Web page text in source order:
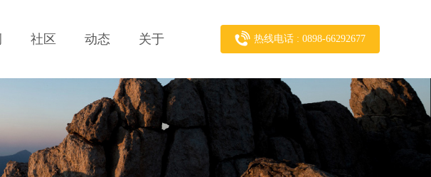
社区 动态 关于 热线电话 : 0898-66292677